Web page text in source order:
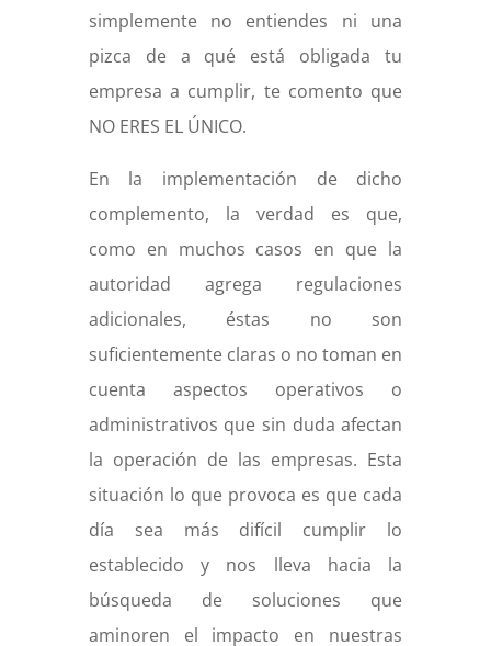
simplemente no entiendes ni una
pizca de a qué está obligada tu
empresa a cumplir, te comento que
NO ERES EL ÚNICO.
En la implementación de dicho
complemento, la verdad es que,
como en muchos casos en que la
autoridad agrega regulaciones
adicionales, éstas no son
suficientemente claras o no toman en
cuenta aspectos operativos o
administrativos que sin duda afectan
la operación de las empresas. Esta
situación lo que provoca es que cada
día sea más difícil cumplir lo
establecido y nos lleva hacia la
búsqueda de soluciones que
aminoren el impacto en nuestras